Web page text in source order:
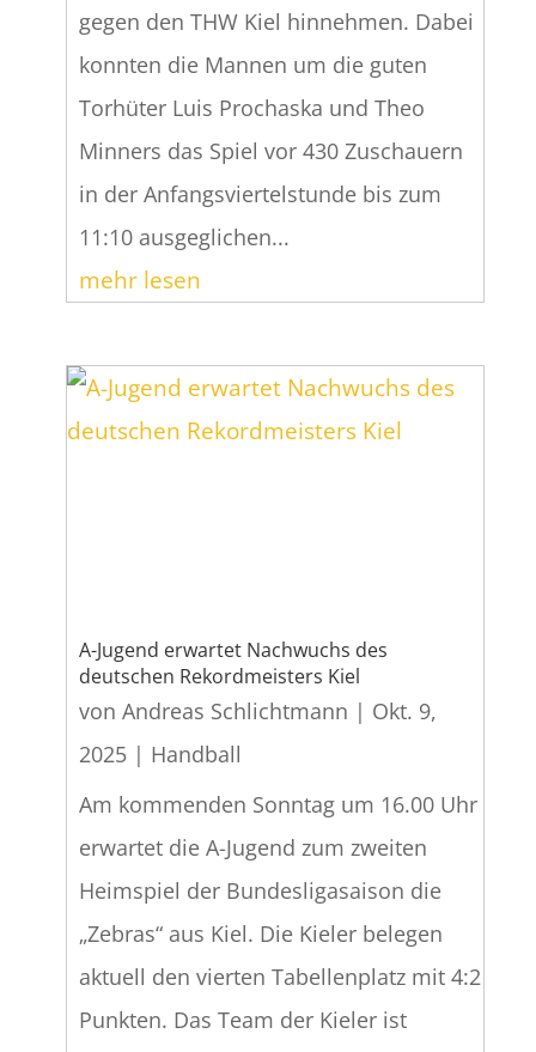
gegen den THW Kiel hinnehmen. Dabei
konnten die Mannen um die guten
Torhüter Luis Prochaska und Theo
Minners das Spiel vor 430 Zuschauern
in der Anfangsviertelstunde bis zum
11:10 ausgeglichen...
mehr lesen
A-Jugend erwartet Nachwuchs des
deutschen Rekordmeisters Kiel
von Andreas Schlichtmann | Okt. 9,
2025| Handball
Am kommenden Sonntag um 16.00 Uhr
erwartet die A-Jugend zum zweiten
Heimspiel der Bundesligasaison die
„Zebras“ aus Kiel. Die Kieler belegen
aktuell den vierten Tabellenplatz mit 4:2
Punkten. Das Team der Kieler ist